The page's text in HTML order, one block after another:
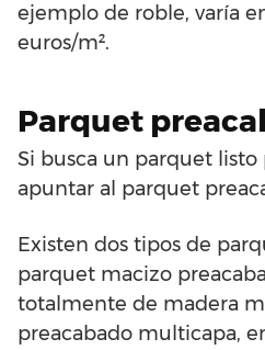
ejemplo de roble, varía
euros/m².
Parquet
Si busca un parquet listo
apuntar al parquet
Existen dos tipos de
parquet macizo
totalmente de madera
preacabado multicapa,